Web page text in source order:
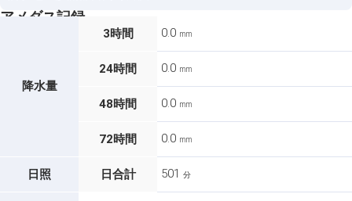
アメダス記録
降水量
3時間 0.0 mm
24時間 0.0 mm
48時間 0.0 mm
72時間 0.0 mm
日照 日合計 501 分